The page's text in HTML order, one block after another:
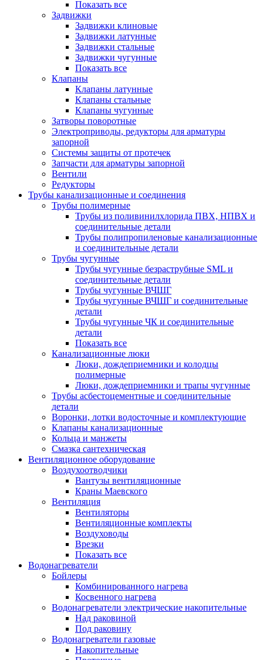
Показать все
Задвижки
Задвижки клиновые
Задвижки латунные
Задвижки стальные
Задвижки чугунные
Показать все
Клапаны
Клапаны латунные
Клапаны стальные
Клапаны чугунные
Затворы поворотные
Электроприводы, редукторы для арматуры
запорной
Системы защиты от протечек
Запчасти для арматуры запорной
Вентили
Редукторы
Трубы канализационные и соединения
Трубы полимерные
Трубы из поливинилхлорида ПВХ, НПВХ и
соединительные детали
Трубы полипропиленовые канализационные
и соединительные детали
Трубы чугунные
Трубы чугунные безраструбные SML и
соединительные детали
Трубы чугунные ВЧШГ
Трубы чугунные ВЧШГ и соединительные
детали
Трубы чугунные ЧК и соединительные
детали
Показать все
Канализационные люки
Люки, дождеприемники и колодцы
полимерные
Люки, дождеприемники и трапы чугунные
Трубы асбестоцементные и соединительные
детали
Воронки, лотки водосточные и комплектующие
Клапаны канализационные
Кольца и манжеты
Смазка сантехническая
Вентиляционное оборудование
Воздухоотводчики
Вантузы вентиляционные
Краны Маевского
Вентиляция
Вентиляторы
Вентиляционные комплекты
Воздуховоды
Врезки
Показать все
Водонагреватели
Бойлеры
Комбинированного нагрева
Косвенного нагрева
Водонагреватели электрические накопительные
Над раковиной
Под раковину
Водонагреватели газовые
Накопительные